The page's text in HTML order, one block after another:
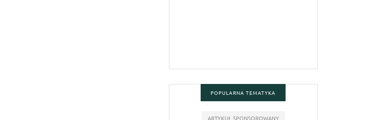
POPULARNA TEMATYKA
ARTYKUŁ SPONSOROWANY